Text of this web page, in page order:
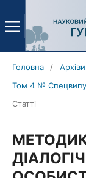
Головна / Архіви
Том 4 №
Статті